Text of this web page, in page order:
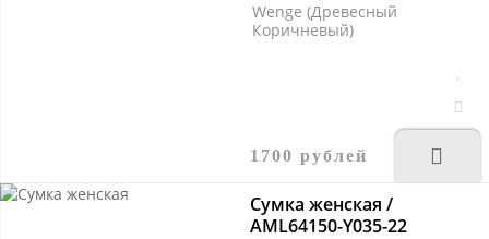
Wenge (Древесный
Коричневый)
1700 рублей
Сумка женская /
AML64150-Y035-22